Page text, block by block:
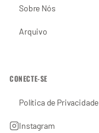
Sobre Nós
Arquivo
CONECTE-SE
Política de Privacidade
Instagram